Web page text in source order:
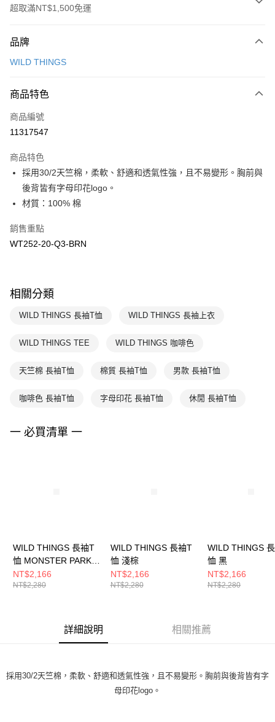
超取滿NT$1,500免運
信用卡一次付款
Apple Pay
悠遊付
7-11取貨(快速到店)
每筆NT$100，滿NT$1,500(含以上)免運費
宅配-本島
每筆NT$100，滿NT$1,500(含以上)免運費
品牌
WILD THINGS
商品特色
商品編號
11317547
商品特色
採用30/2天竺棉，柔軟、舒適和透氣性強，且不易變形。胸前與
後背皆有字母印花logo。
材質：100% 棉
銷售重點
WT252-20-Q3-BRN
相關分類
WILD THINGS 長袖T恤 WILD THINGS 長袖上衣
WILD THINGS TEE WILD THINGS 咖啡色
天竺棉 長袖T恤 棉質 長袖T恤 男款 長袖T恤
咖啡色 長袖T恤 字母印花 長袖T恤 休閒 長袖T恤
一 必買清單 一
WILD THINGS 長袖T
恤 MONSTER PARKA
咖啡
NT$2,166
NT$2,280
WILD THINGS 長袖T
恤 淺棕
NT$2,166
NT$2,280
WILD THINGS
恤 黑
NT$2,166
NT$2,280
詳細說明 相關推薦
採用30/2天竺棉，柔軟、舒適和透氣性強，且不易變形。胸前與後背皆有字
母印花logo。